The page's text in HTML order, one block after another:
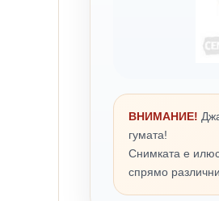
ВНИМАНИЕ!
гумата!
Снимката е
спрямо